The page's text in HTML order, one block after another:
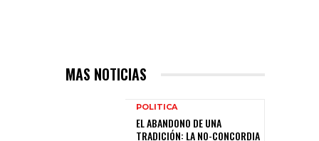
MAS NOTICIAS
POLITICA
EL ABANDONO DE UNA
TRADICIÓN: LA NO-CONCORDIA